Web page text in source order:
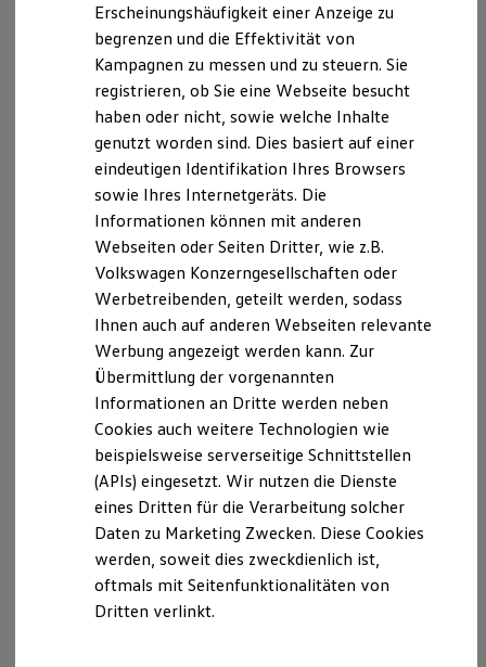
Marke und Erlebnis
Volkswagen R und R Experience
R-Modelle
R Experience
Driving Experience
Volkswagen entdecken
Werkbesichtigung
Lifestyle Shop
T-Roc Kollektion
Golf Kollektion
Volkswagen Kollektion
R-Kollektion
GTI Kollektion
Fußball Drop
we drive football
#wedriveproud
Besitzer und Service
myVolkswagen
Software Updates
Service und Ersatzteile
Inspektion und HU/AU
Reparaturen und Checks
Motorenöl und Flüssigkeiten
Räder und Reifen
Pannen- und Unfallhilfe
Economy Service
Volkswagen Teile
Zubehör
Modellspezifisches Zubehör
Erscheinungshäufigkeit einer Anzeige zu
begrenzen und die Effektivität von
Kampagnen zu messen und zu steuern. Sie
registrieren, ob Sie eine Webseite besucht
haben oder nicht, sowie welche Inhalte
genutzt worden sind. Dies basiert auf einer
eindeutigen Identifikation Ihres Browsers
sowie Ihres Internetgeräts. Die
Informationen können mit anderen
Webseiten oder Seiten Dritter, wie z.B.
Volkswagen Konzerngesellschaften oder
Werbetreibenden, geteilt werden, sodass
Ihnen auch auf anderen Webseiten relevante
Werbung angezeigt werden kann. Zur
Übermittlung der vorgenannten
Informationen an Dritte werden neben
Cookies auch weitere Technologien wie
beispielsweise serverseitige Schnittstellen
(APIs) eingesetzt. Wir nutzen die Dienste
eines Dritten für die Verarbeitung solcher
Daten zu Marketing Zwecken. Diese Cookies
werden, soweit dies zweckdienlich ist,
oftmals mit Seitenfunktionalitäten von
Dritten verlinkt.